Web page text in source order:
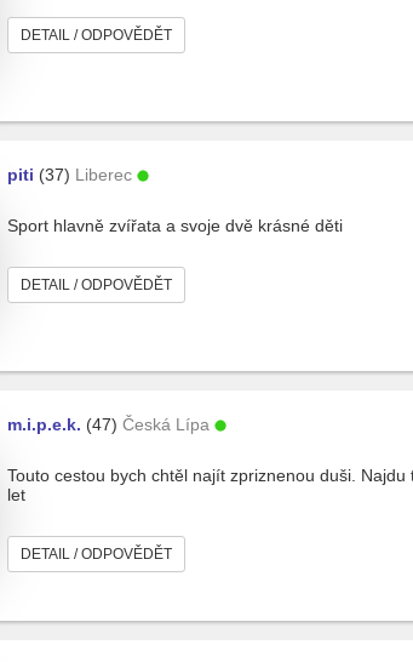
DETAIL / ODPOVĚDĚT
piti (37) Liberec
Sport hlavně zvířata a svoje dvě krásné děti
DETAIL / ODPOVĚDĚT
m.i.p.e.k. (47) Česká Lípa
Touto cestou bych chtěl najít zpriznenou duši.
let
DETAIL / ODPOVĚDĚT